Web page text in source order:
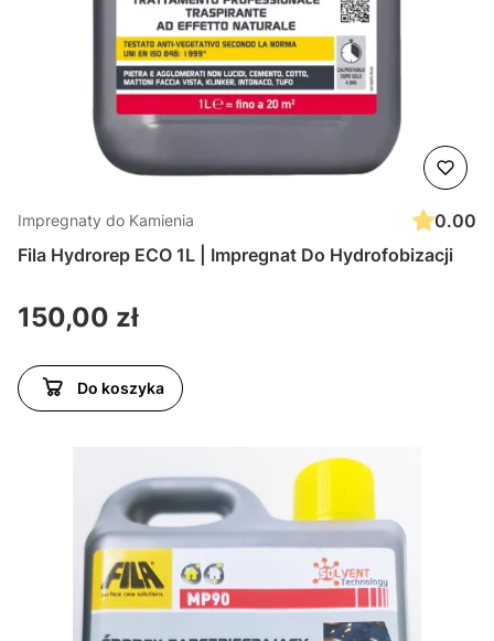
Impregnaty do Kamienia
0.00
Fila Hydrorep ECO 1L | Impregnat Do Hydrofobizacji
Cena
150,00 zł
Do koszyka